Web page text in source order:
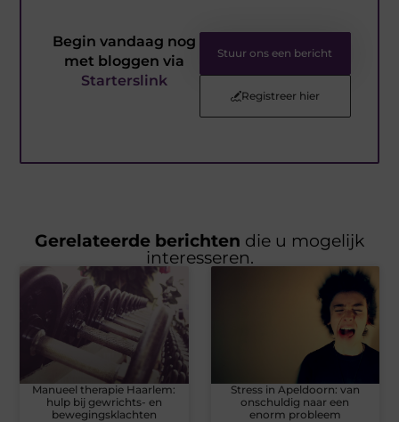
Begin vandaag nog
met bloggen via
Starterslink
Stuur ons een bericht
Registreer hier
Gerelateerde berichten die u mogelijk
interesseren.
Manueel therapie Haarlem:
hulp bij gewrichts- en
bewegingsklachten
Stress in Apeldoorn: van
onschuldig naar een
enorm probleem